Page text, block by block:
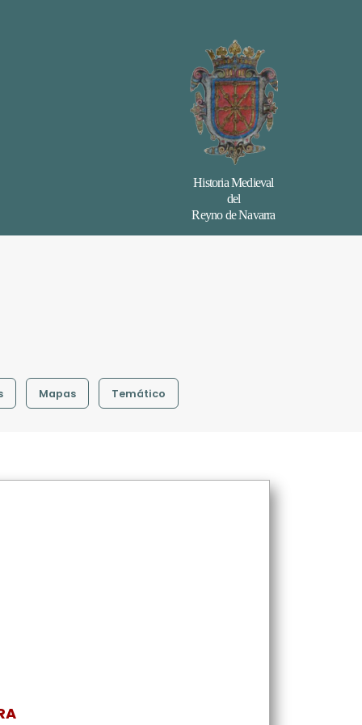
Historia Medieval
del
Reyno de Navarra
Mapas Temático